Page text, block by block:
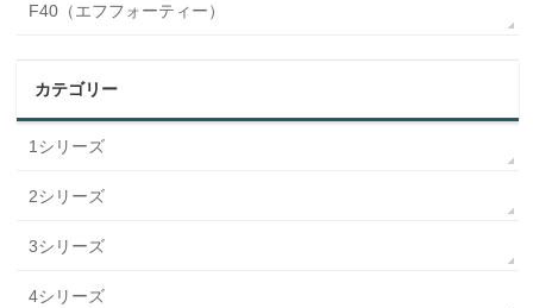
F40（エフフォーティー）
カテゴリー
1シリーズ
2シリーズ
3シリーズ
4シリーズ